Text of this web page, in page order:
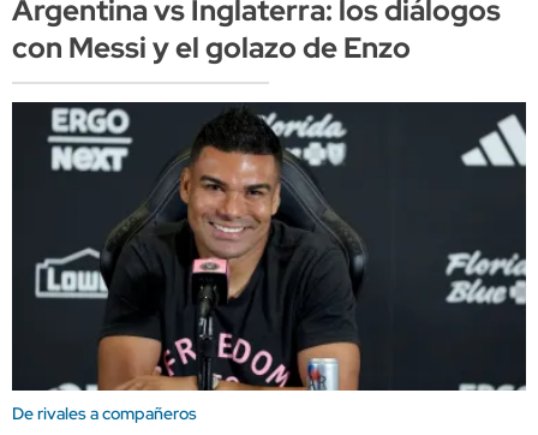
Argentina vs Inglaterra: los diálogos
con Messi y el golazo de Enzo
De rivales a compañeros